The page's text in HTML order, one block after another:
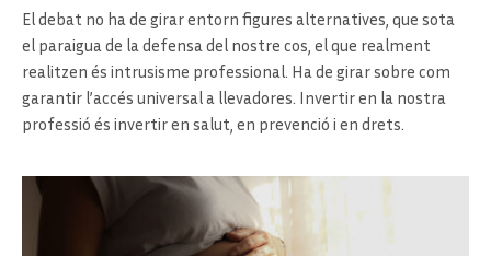
El debat no ha de girar entorn figures alternatives, que sota
el paraigua de la defensa del nostre cos, el que realment
realitzen és intrusisme professional. Ha de girar sobre com
garantir l’accés universal a llevadores. Invertir en la nostra
professió és invertir en salut, en prevenció i en drets.